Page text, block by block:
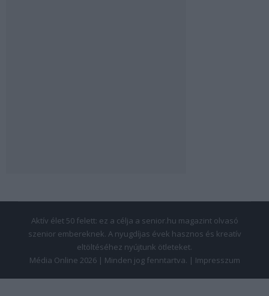
Aktív élet 50 felett: ez a célja a senior.hu magazint olvasó
szenior embereknek. A nyugdíjas évek hasznos és kreatív
eltöltéséhez nyújtunk ötleteket.
Média Online 2026 | Minden jog fenntartva. | Impresszum